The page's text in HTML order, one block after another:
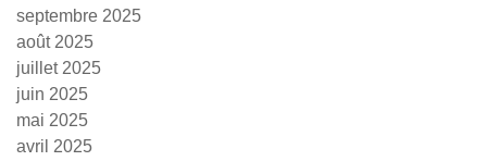
septembre 2025
août 2025
juillet 2025
juin 2025
mai 2025
avril 2025